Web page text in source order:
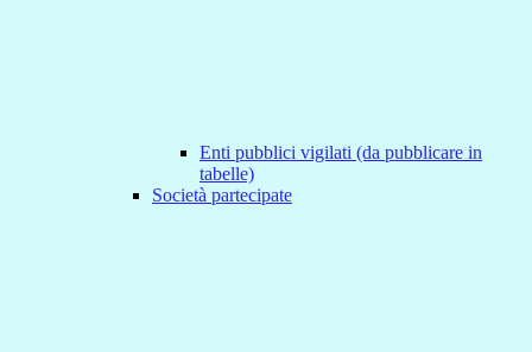
Enti pubblici vigilati (da pubblicare in
tabelle)
Società partecipate